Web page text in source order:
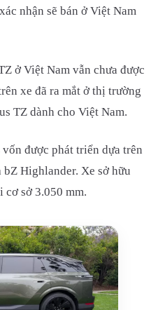
nhận sẽ bán ở Việt Nam
ở Việt Nam vẫn chưa được
xe đã ra mắt ở thị trường
TZ dành cho Việt Nam.
được phát triển dựa trên
Highlander. Xe sở hữu
cơ sở 3.050 mm.